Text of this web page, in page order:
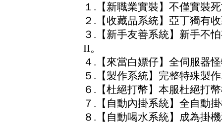
１.【新職業實裝】不僅實裝
２.【收藏品系統】亞丁獨有
３.【新手友善系統】新手不
II。
４.【來當白嫖仔】全伺服器
５.【製作系統】完整特殊製
６.【杜絕打幣】本服杜絕打
７.【自動內掛系統】全自動
８.【自動喝水系統】成為掛